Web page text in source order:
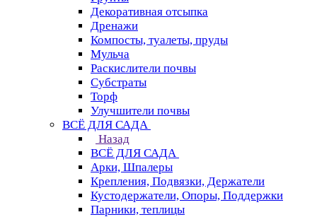
Декоративная отсыпка
Дренажи
Компосты, туалеты, пруды
Мульча
Раскислители почвы
Субстраты
Торф
Улучшители почвы
ВСЁ ДЛЯ САДА
Назад
ВСЁ ДЛЯ САДА
Арки, Шпалеры
Крепления, Подвязки, Держатели
Кустодержатели, Опоры, Поддержки
Парники, теплицы